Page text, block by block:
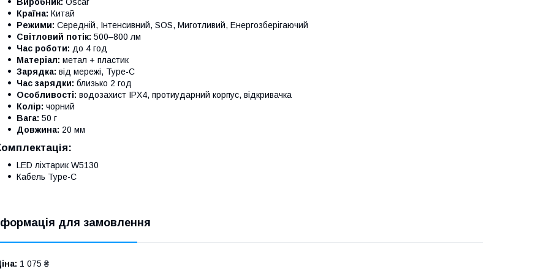
Країна: Китай
Режими: Середній, Інтенсивний, SOS, Миготливий, Енергозберігаючий
Світловий потік: 500–800 лм
Час роботи: до 4 год
Матеріал: метал + пластик
Зарядка: від мережі, Type-C
Час зарядки: близько 2 год
Особливості: водозахист IPX4, протиударний корпус, відкривачка
Колір: чорний
Вага: 50 г
Довжина: 20 мм
LED ліхтарик W5130
Кабель Type-C
для замовлення
1 075 ₴